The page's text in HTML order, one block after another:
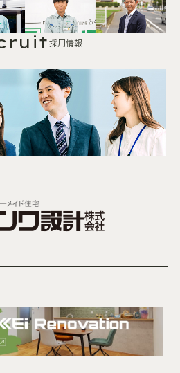
採用情報